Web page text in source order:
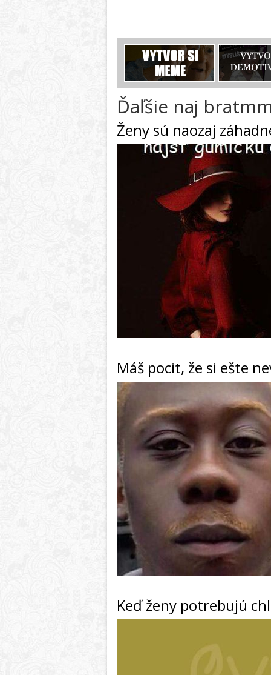
Ďaľšie naj
Ženy sú naozaj
Máš pocit, že si ešte
Keď ženy potrebujú